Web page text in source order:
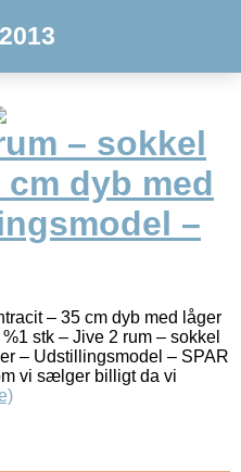
– sokkel
dyb med
–
– 35 cm dyb med låger
stk – Jive 2 rum – sokkel
– Udstillingsmodel – SPAR
vi sælger billigt da vi